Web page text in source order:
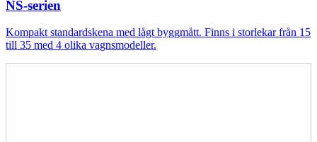
NS-serien
Kompakt standardskena med lågt byggmått. Finns i storlekar från 15
till 35 med 4 olika vagnsmodeller.